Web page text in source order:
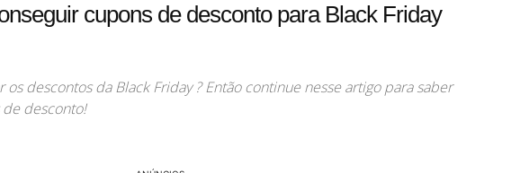
cupons de desconto para Black Friday
os descontos da Black Friday ? Então continue nesse artigo para saber
desconto!